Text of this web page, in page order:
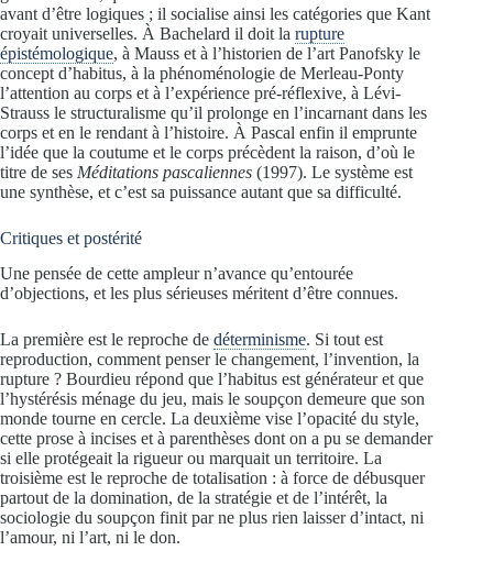
avant d’être logiques ; il socialise ainsi les catégories que Kant
croyait universelles. À Bachelard il doit la rupture
épistémologique, à Mauss et à l’historien de l’art Panofsky le
concept d’habitus, à la phénoménologie de Merleau-Ponty
l’attention au corps et à l’expérience pré-réflexive, à Lévi-
Strauss le structuralisme qu’il prolonge en l’incarnant dans les
corps et en le rendant à l’histoire. À Pascal enfin il emprunte
l’idée que la coutume et le corps précèdent la raison, d’où le
titre de ses Méditations pascaliennes (1997). Le système est
une synthèse, et c’est sa puissance autant que sa difficulté.
Critiques et postérité
Une pensée de cette ampleur n’avance qu’entourée
d’objections, et les plus sérieuses méritent d’être connues.
La première est le reproche de déterminisme. Si tout est
reproduction, comment penser le changement, l’invention, la
rupture ? Bourdieu répond que l’habitus est générateur et que
l’hystérésis ménage du jeu, mais le soupçon demeure que son
monde tourne en cercle. La deuxième vise l’opacité du style,
cette prose à incises et à parenthèses dont on a pu se demander
si elle protégeait la rigueur ou marquait un territoire. La
troisième est le reproche de totalisation : à force de débusquer
partout de la domination, de la stratégie et de l’intérêt, la
sociologie du soupçon finit par ne plus rien laisser d’intact, ni
l’amour, ni l’art, ni le don.